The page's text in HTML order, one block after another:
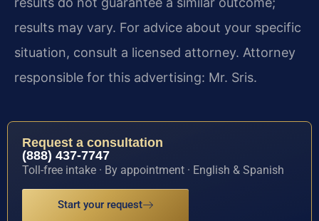
results may vary. For advice about your specific
situation, consult a licensed attorney. Attorney
responsible for this advertising: Mr. Sris.
Request a consultation
(888) 437-7747
Toll-free intake · By appointment · English & Spanish
Start your request